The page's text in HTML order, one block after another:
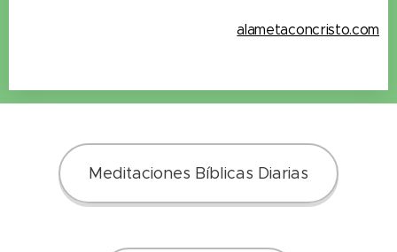
alametaconcristo.com
Meditaciones Bíblicas Diarias